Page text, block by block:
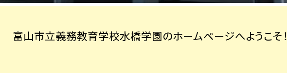
富山市立義務教育学校水橋学園のホームページへようこそ！